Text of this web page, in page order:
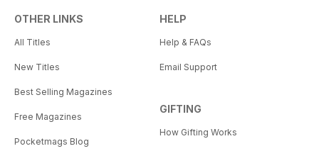
OTHER LINKS
All Titles
New Titles
Best Selling Magazines
Free Magazines
Pocketmags Blog
HELP
Help & FAQs
Email Support
GIFTING
How Gifting Works